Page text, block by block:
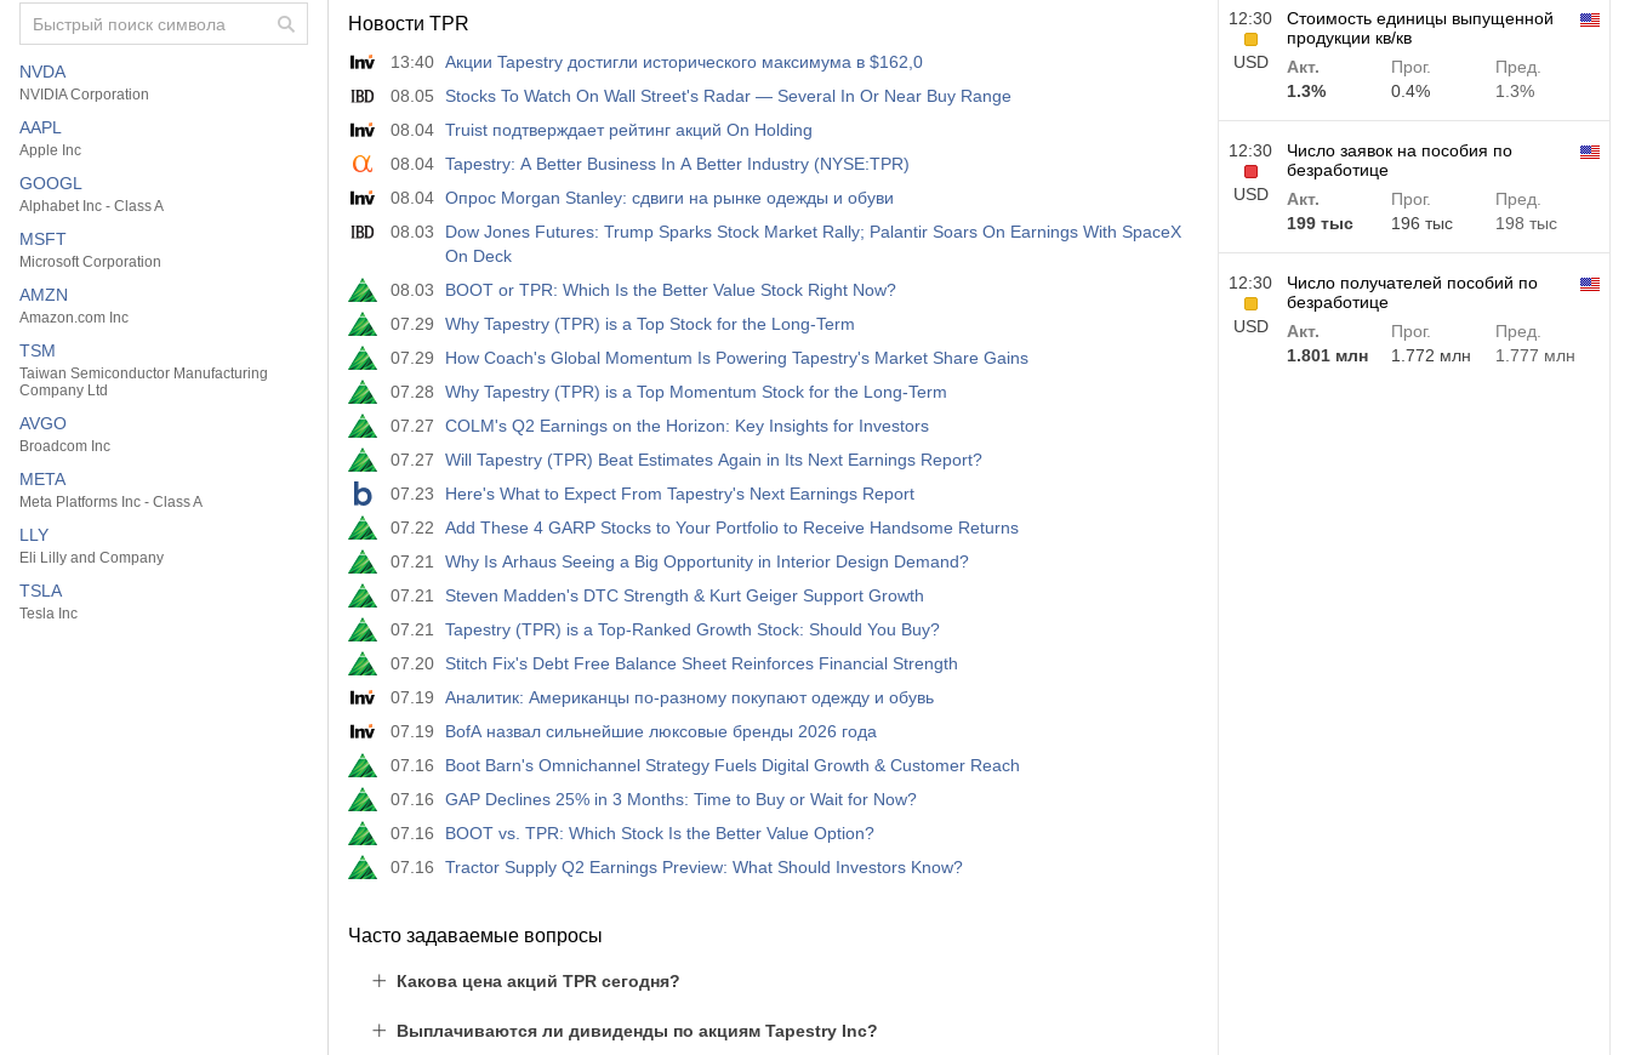
NVDA
NVIDIA Corporation
AAPL
Apple Inc
GOOGL
Alphabet Inc - Class A
MSFT
Microsoft Corporation
AMZN
Amazon.com Inc
TSM
Taiwan Semiconductor Manufacturing
Company Ltd
AVGO
Broadcom Inc
META
Meta Platforms Inc - Class A
LLY
Eli Lilly and Company
TSLA
Tesla Inc
Новости TPR
13:40 Акции Tapestry достигли исторического максимума в $162,0
08.05
Stocks To Watch On Wall Street's Radar — Several In Or Near Buy Range
08.04 Truist подтверждает рейтинг акций On Holding
08.04 Tapestry: A Better Business In A Better Industry (NYSE:TPR)
08.04 Опрос Morgan Stanley: сдвиги на рынке одежды и обуви
08.03
Dow Jones Futures: Trump Sparks Stock Market Rally; Palantir Soars On Earnings With SpaceX
On Deck
08.03
BOOT or TPR: Which Is the Better Value Stock Right Now?
07.29
Why Tapestry (TPR) is a Top Stock for the Long-Term
07.29
How Coach's Global Momentum Is Powering Tapestry's Market Share Gains
07.28
Why Tapestry (TPR) is a Top Momentum Stock for the Long-Term
07.27
COLM's Q2 Earnings on the Horizon: Key Insights for Investors
07.27
Will Tapestry (TPR) Beat Estimates Again in Its Next Earnings Report?
07.23
Here's What to Expect From Tapestry's Next Earnings Report
07.22
Add These 4 GARP Stocks to Your Portfolio to Receive Handsome Returns
07.21
Why Is Arhaus Seeing a Big Opportunity in Interior Design Demand?
07.21
Steven Madden's DTC Strength & Kurt Geiger Support Growth
07.21
Tapestry (TPR) is a Top-Ranked Growth Stock: Should You Buy?
07.20
Stitch Fix's Debt Free Balance Sheet Reinforces Financial Strength
07.19
Аналитик: Американцы по-разному покупают одежду и обувь
07.19
BofA назвал сильнейшие люксовые бренды 2026 года
07.16
Boot Barn's Omnichannel Strategy Fuels Digital Growth & Customer Reach
07.16
GAP Declines 25% in 3 Months: Time to Buy or Wait for Now?
07.16
BOOT vs. TPR: Which Stock Is the Better Value Option?
07.16
Tractor Supply Q2 Earnings Preview: What Should Investors Know?
Часто задаваемые вопросы
Какова цена акций TPR сегодня?
Выплачиваются ли дивиденды по акциям Tapestry Inc?
12:30
USD
Стоимость единицы выпущенной
продукции кв/кв
Акт.
1.3%
Прог.
0.4%
Пред.
1.3%
12:30
USD
Число заявок на пособия по
безработице
Акт.
199 тыс
Прог.
196 тыс
Пред.
198 тыс
12:30
USD
Число получателей пособий по
безработице
Акт.
1.801 млн
Прог.
1.772 млн
Пред.
1.777 млн